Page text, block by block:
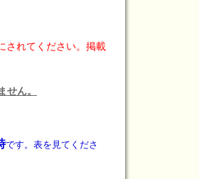
されてください。掲載
ん。
です。表を見てくださ